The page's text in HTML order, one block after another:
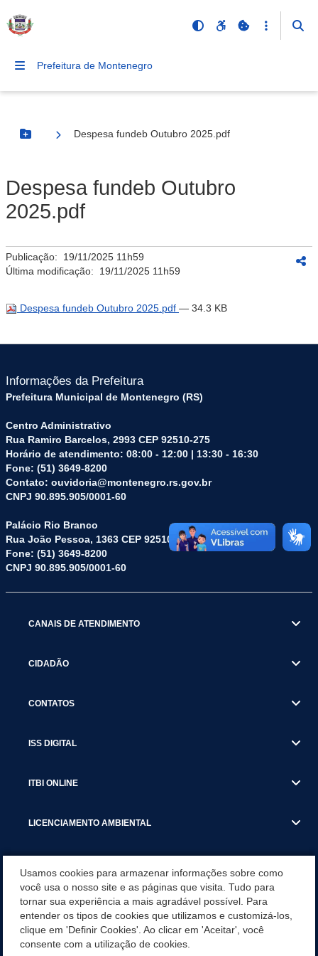
Prefeitura de Montenegro
Botão Menu
Despesa fundeb Outubro 2025.pdf
Despesa fundeb Outubro
2025.pdf
Publicação: 19/11/2025 11h59
Última modificação: 19/11/2025 11h59
Despesa fundeb Outubro 2025.pdf — 34.3 KB
Informações da Prefeitura
Prefeitura Municipal de Montenegro (RS)
Centro Administrativo
Rua Ramiro Barcelos, 2993 CEP 92510-275
Horário de atendimento: 08:00 - 12:00 | 13:30 - 16:30
Fone: (51) 3649-8200
Contato: ouvidoria@montenegro.rs.gov.br
CNPJ 90.895.905/0001-60
Palácio Rio Branco
Rua João Pessoa, 1363 CEP 92510-045
Fone: (51) 3649-8200
CNPJ 90.895.905/0001-60
CANAIS DE ATENDIMENTO
CIDADÃO
CONTATOS
ISS DIGITAL
ITBI ONLINE
LICENCIAMENTO AMBIENTAL
SERVIÇOS
SERVIÇOS DO DEPARTAMENTO DE RECEITA MUNICIPAL
Usamos cookies para armazenar informações sobre como
você usa o nosso site e as páginas que visita. Tudo para
tornar sua experiência a mais agradável possível. Para
entender os tipos de cookies que utilizamos e customizá-los,
clique em 'Definir Cookies'. Ao clicar em 'Aceitar', você
consente com a utilização de cookies.